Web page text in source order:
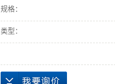
规格：
类型：